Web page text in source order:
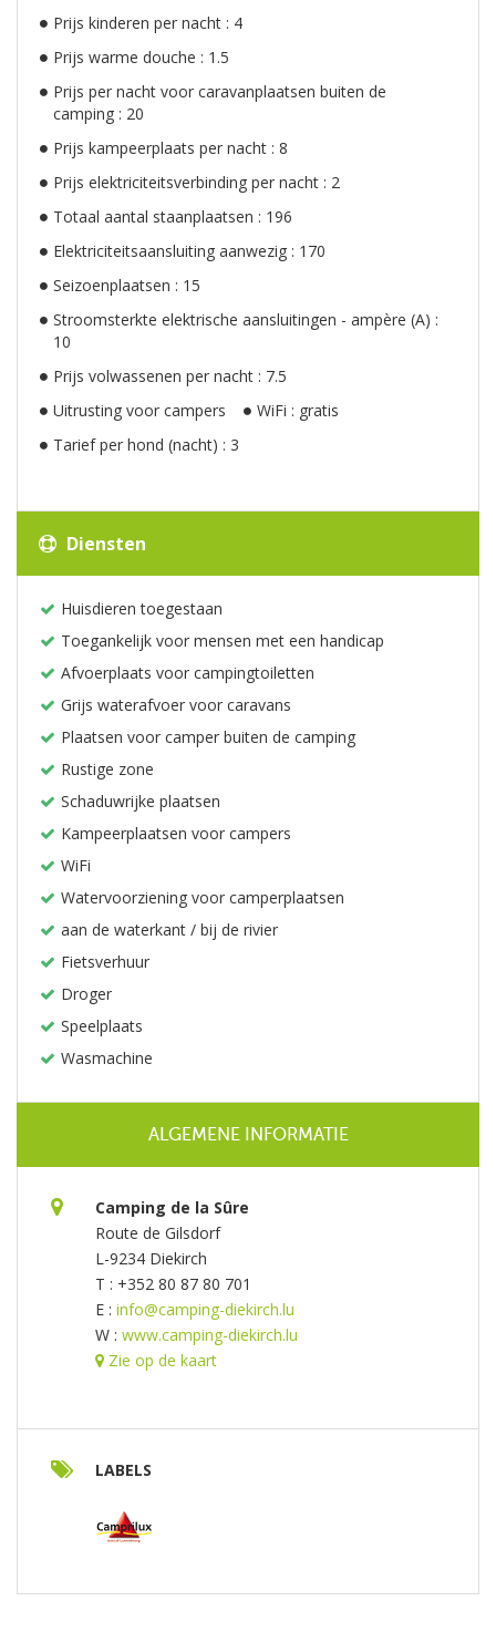
Prijs kinderen per nacht : 4
Prijs warme douche : 1.5
Prijs per nacht voor caravanplaatsen buiten de
camping : 20
Prijs kampeerplaats per nacht : 8
Prijs elektriciteitsverbinding per nacht : 2
Totaal aantal staanplaatsen : 196
Elektriciteitsaansluiting aanwezig : 170
Seizoenplaatsen : 15
Stroomsterkte elektrische aansluitingen - ampère (A) :
10
Prijs volwassenen per nacht : 7.5
Uitrusting voor campers
WiFi : gratis
Tarief per hond (nacht) : 3
Diensten
Huisdieren toegestaan
Toegankelijk voor mensen met een handicap
Afvoerplaats voor campingtoiletten
Grijs waterafvoer voor caravans
Plaatsen voor camper buiten de camping
Rustige zone
Schaduwrijke plaatsen
Kampeerplaatsen voor campers
WiFi
Watervoorziening voor camperplaatsen
aan de waterkant / bij de rivier
Fietsverhuur
Droger
Speelplaats
Wasmachine
ALGEMENE INFORMATIE
Camping de la Sûre
Route de Gilsdorf
L-9234 Diekirch
T : +352 80 87 80 701
E : info@camping-diekirch.lu
W : www.camping-diekirch.lu
Zie op de kaart
LABELS